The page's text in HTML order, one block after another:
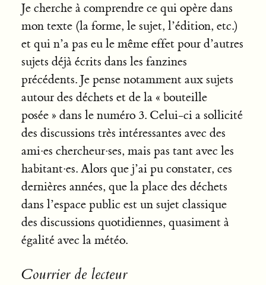
Je cherche à comprendre ce qui opère dans
mon texte (la forme, le sujet, l’édition, etc.)
et qui n’a pas eu le même effet pour d’autres
sujets déjà écrits dans les fanzines
précédents. Je pense notamment aux sujets
autour des déchets et de la « bouteille
posée » dans le numéro 3. Celui-ci a sollicité
des discussions très intéressantes avec des
ami·es chercheur·ses, mais pas tant avec les
habitant·es. Alors que j’ai pu constater, ces
dernières années, que la place des déchets
dans l’espace public est un sujet classique
des discussions quotidiennes, quasiment à
égalité avec la météo.
Courrier de lecteur